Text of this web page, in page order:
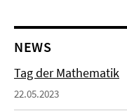
NEWS
Tag der Mathematik
22.05.2023